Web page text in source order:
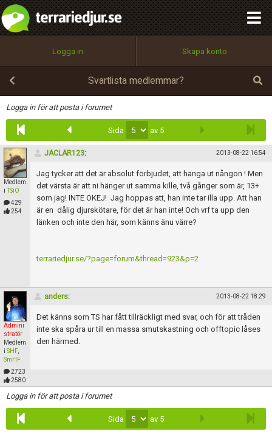
Logga in Skapa konto
Svartlista medlemmar?
Logga in för att posta i forumet
Sida av 5
Medlem
iTSiÖ
429
254
JACLAR123: 2013-08-22 16:54
Jag tycker att det är absolut förbjudet, att hänga ut nångon ! Men
det värsta är att ni hänger ut samma kille, två gånger som är, 13+
som jag! INTE OKEJ! Jag hoppas att, han inte tar illa upp. Att han
är en dålig djurskötare, för det är han inte! Och vrf ta upp den
länken och inte den här, som känns änu värre?
terrariedjur.se/?page=forum&thread=923&p=2
Admini
stratör
Medlem
i SHF,
SmHF
2723
2580
anders: 2013-08-22 18:29
Det känns som TS har fått tillräckligt med svar, och för att tråden
inte ska spåra ur till en massa smutskastning och offtopic låses
den härmed.
Logga in för att posta i forumet
Sida av 5
Infoga
Utför
100%
OK
integritetspolicy
Namn:
Epost:
Användarnamn:
Lösenord:
Begär nytt lösenord
Tillbaka till förstasidan